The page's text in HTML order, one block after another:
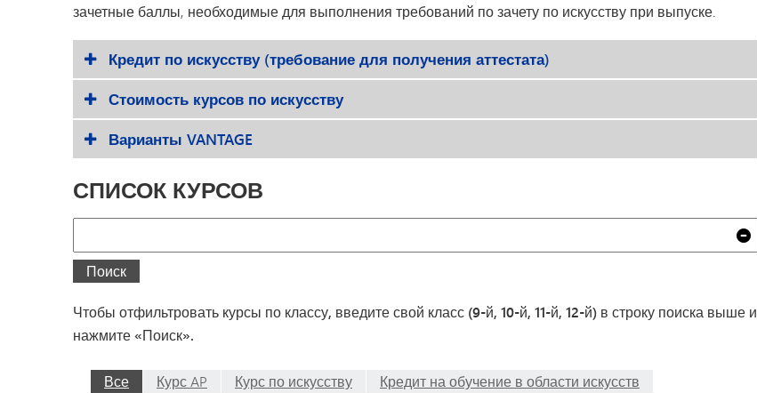
зачетные баллы, необходимые для выполнения требований по зачету по искусству при выпуске.
Кредит по искусству (требование для получения аттестата)
Стоимость курсов по искусству
Варианты VANTAGE
СПИСОК КУРСОВ
Поиск
Чтобы отфильтровать курсы по классу, введите свой класс (9-й, 10-й, 11-й, 12-й) в строку поиска выше и
нажмите «Поиск».
Все Курс AP Курс по искусству
Кредит на обучение в области искусств